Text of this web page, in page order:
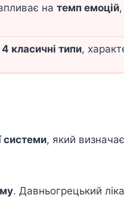
на темп емоцій
4 класичні типи,
системи, який
. Давньогрецький